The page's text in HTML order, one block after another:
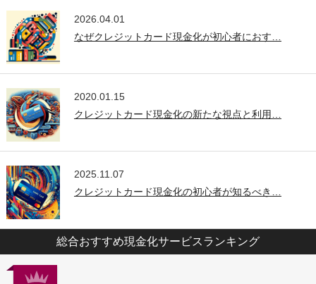
2026.04.01
なぜクレジットカード現金化が初心者におす…
2020.01.15
クレジットカード現金化の新たな視点と利用…
2025.11.07
クレジットカード現金化の初心者が知るべき…
総合おすすめ現金化サービスランキング